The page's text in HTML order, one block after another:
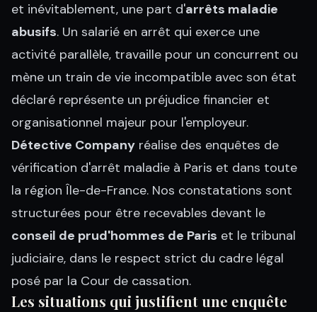
et inévitablement, une part d'arrêts maladie
abusifs. Un salarié en arrêt qui exerce une
activité parallèle, travaille pour un concurrent ou
mène un train de vie incompatible avec son état
déclaré représente un préjudice financier et
organisationnel majeur pour l'employeur.
Détective Company réalise des enquêtes de
vérification d'arrêt maladie à Paris et dans toute
la région Île-de-France. Nos constatations sont
structurées pour être recevables devant le
conseil de prud'hommes de Paris et le tribunal
judiciaire, dans le respect strict du cadre légal
posé par la Cour de cassation.
Les situations qui justifient une enquête